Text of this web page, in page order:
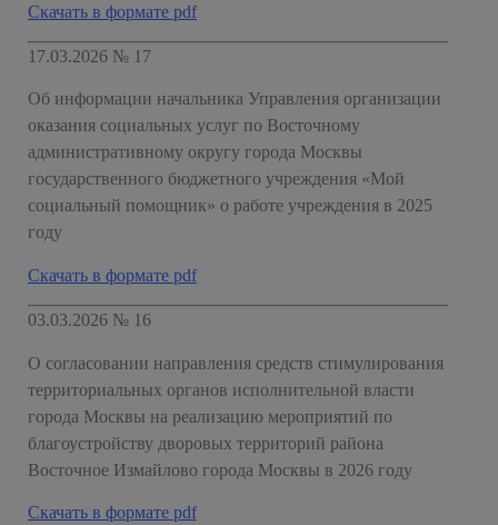
Скачать в формате pdf
17.03.2026 № 17
Об информации начальника Управления организации
оказания социальных услуг по Восточному
административному округу города Москвы
государственного бюджетного учреждения «Мой
социальный помощник» о работе учреждения в 2025
году
Скачать в формате pdf
03.03.2026 № 16
О согласовании направления средств стимулирования
территориальных органов исполнительной власти
города Москвы на реализацию мероприятий по
благоустройству дворовых территорий района
Восточное Измайлово города Москвы в 2026 году
Скачать в формате pdf